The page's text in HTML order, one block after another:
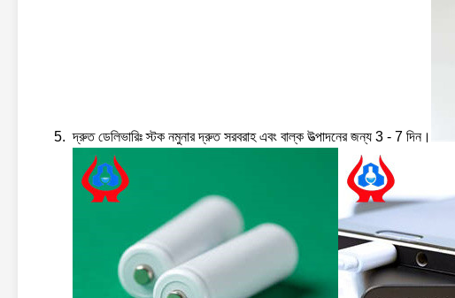
দ্রুত ডেলিভারিঃ স্টক নমুনার দ্রুত সরবরাহ এবং বাল্ক উত্পাদনের জন্য 3 - 7 দিন।